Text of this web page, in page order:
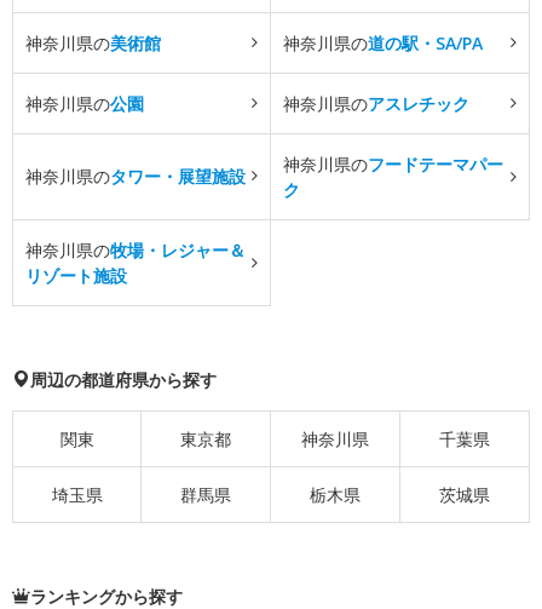
神奈川県の美術館 神奈川県の道の駅・SA/PA
神奈川県の公園 神奈川県のアスレチック
神奈川県のタワー・展望施設
神奈川県のフードテーマパー
ク
神奈川県の牧場・レジャー＆
リゾート施設
周辺の都道府県から探す
関東 東京都 神奈川県 千葉県
埼玉県 群馬県 栃木県 茨城県
ランキングから探す